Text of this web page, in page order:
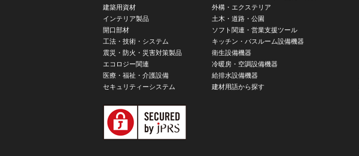
建築用資材
インテリア製品
開口部材
工法・技術・システム
震災・防火・災害対策製品
エコロジー関連
医療・福祉・介護設備
セキュリティーシステム
外構・エクステリア
土木・道路・公園
ソフト関連・営業支援ツール
キッチン・バスルーム設備機器
衛生設備機器
冷暖房・空調設備機器
給排水設備機器
建材用語から探す